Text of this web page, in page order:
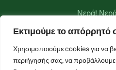
Εκτιμούμε το απόρρητό
Χρησιμοποιούμε cookies για να
περιήγησής σας, να προβάλλουμε
Νερά!
Μετεωρολογικός